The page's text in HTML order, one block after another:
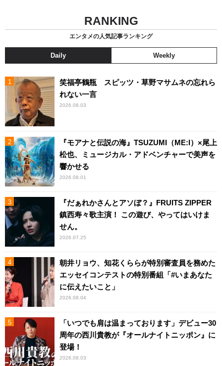
RANKING
エンタメの人気記事ランキング
Daily Weekly
笑福亭鶴瓶 スピッツ・草野マサムネの忘れら
れない一言
2026.08.03
『モアナと伝説の海』TSUZUMI（ME:I）×尾上
松也、ミュージカル・アドベンチャーで美声を
響かせる
2026.08.01
『だぁれかさんとアソぼ？』FRUITS ZIPPER
鎮西寿々歌主演！ この遊び、やってはいけま
せん。
2026.07.25
朝井リョウ、知花くららが特別審査員を務めた
エッセイコンテストの特別番組「#いまあなた
に伝えたいこと」
2026.08.04
「いつでも肩は温まっております」デビュー30
周年の西川貴教が『オールナイトニッポン』に
登場！
2026.08.03